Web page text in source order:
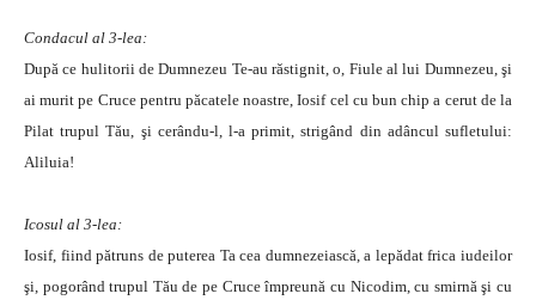
Condacul al 3-lea:
După ce hulitorii de Dumnezeu Te-au răstignit, o, Fiule al lui Dumnezeu, şi
ai murit pe Cruce pentru păcatele noastre, Iosif cel cu bun chip a cerut de la
Pilat trupul Tău, şi cerându-l, l-a primit, strigând din adâncul sufletului:
Aliluia!
Icosul al 3-lea:
Iosif, fiind pătruns de puterea Ta cea dumnezeiască, a lepădat frica iudeilor
şi, pogorând trupul Tău de pe Cruce împreună cu Nicodim, cu smirnă şi cu